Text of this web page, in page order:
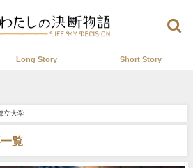
Long Story Short Story
立大学
覧